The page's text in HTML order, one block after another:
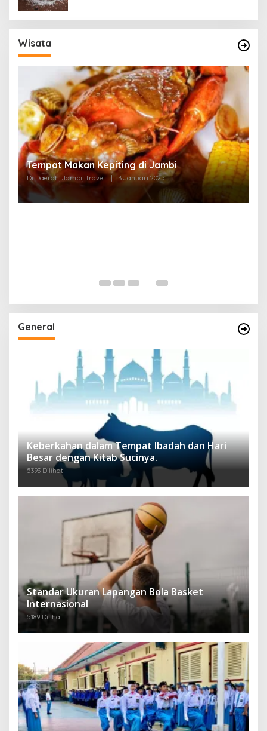
Wisata
Tempat Makan di Thehok Jambi
Di Daerah, Jambi, Travel 3 Januari 2025
General
Keberkahan dalam Tempat Ibadah dan Hari
Besar dengan Kitab Sucinya.
5393 Dilihat
Standar Ukuran Lapangan Bola Basket
Internasional
5189 Dilihat